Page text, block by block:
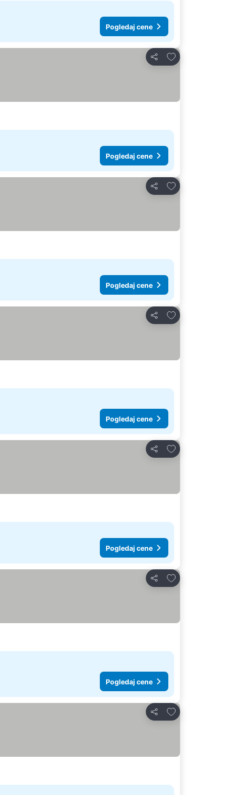
Pogledaj cene
Deli
Dodati u favorite
Pogledaj cene
Deli
Dodati u favorite
Pogledaj cene
Deli
Dodati u favorite
Pogledaj cene
Deli
Dodati u favorite
Pogledaj cene
Deli
Dodati u favorite
Pogledaj cene
Deli
Dodati u favorite